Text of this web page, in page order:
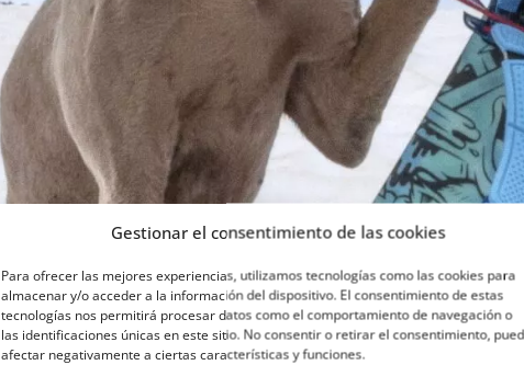
Gestionar el consentimiento de las cookies
Para ofrecer las mejores experiencias, utilizamos tecnologías como las cookies para
almacenar y/o acceder a la información del dispositivo. El consentimiento de estas
tecnologías nos permitirá procesar datos como el comportamiento de navegación o
las identificaciones únicas en este sitio. No consentir o retirar el consentimiento,
afectar negativamente a ciertas características y funciones.